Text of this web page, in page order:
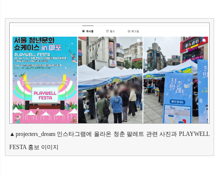
▲projecters_dream 인스타그램에 올라온 청춘 팔레트 관련 사진과 PLAYWELL
FESTA 홍보 이미지